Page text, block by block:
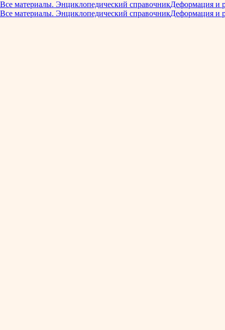
Все материалы. Энциклопедический справочникДеформация и
Все материалы. Энциклопедический справочникДеформация и